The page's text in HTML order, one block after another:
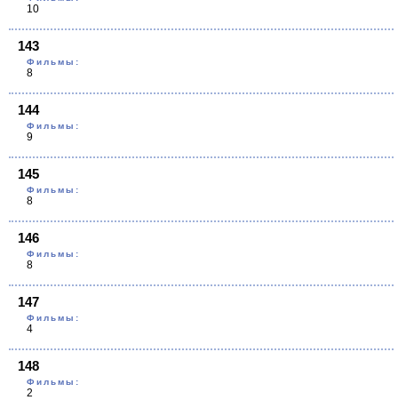
10
143
Фильмы:
8
144
Фильмы:
9
145
Фильмы:
8
146
Фильмы:
8
147
Фильмы:
4
148
Фильмы:
2